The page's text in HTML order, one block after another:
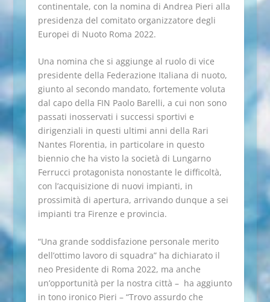
continentale, con la nomina di Andrea Pieri alla
presidenza del comitato organizzatore degli
Europei di Nuoto Roma 2022.
Una nomina che si aggiunge al ruolo di vice
presidente della Federazione Italiana di nuoto,
giunto al secondo mandato, fortemente voluta
dal capo della FIN Paolo Barelli, a cui non sono
passati inosservati i successi sportivi e
dirigenziali in questi ultimi anni della Rari
Nantes Florentia, in particolare in questo
biennio che ha visto la società di Lungarno
Ferrucci protagonista nonostante le difficoltà,
con l’acquisizione di nuovi impianti, in
prossimità di apertura, arrivando dunque a sei
impianti tra Firenze e provincia.
“Una grande soddisfazione personale merito
dell’ottimo lavoro di squadra” ha dichiarato il
neo Presidente di Roma 2022, ma anche
un’opportunità per la nostra città – ha aggiunto
in tono ironico Pieri – “Trovo assurdo che